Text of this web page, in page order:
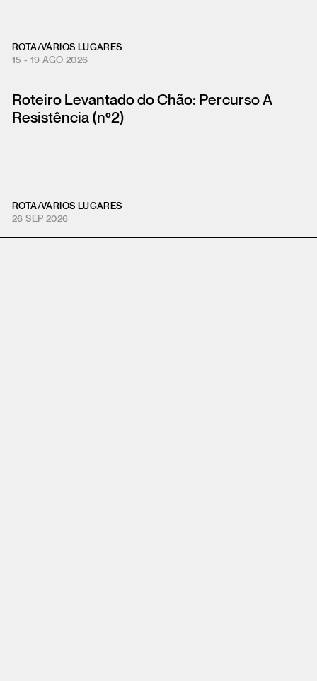
ROTA/VÁRIOS LUGARES
15 - 19 AGO 2026
Roteiro Levantado do Chão: Percurso A
Resistência (nº2)
ROTA/VÁRIOS LUGARES
26 SEP 2026